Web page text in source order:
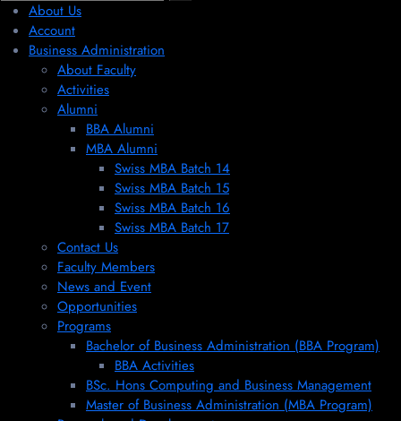
About Us
Account
Business Administration
About Faculty
Activities
Alumni
BBA Alumni
MBA Alumni
Swiss MBA Batch 14
Swiss MBA Batch 15
Swiss MBA Batch 16
Swiss MBA Batch 17
Contact Us
Faculty Members
News and Event
Opportunities
Programs
Bachelor of Business Administration (BBA Program)
BBA Activities
BSc. Hons Computing and Business Management
Master of Business Administration (MBA Program)